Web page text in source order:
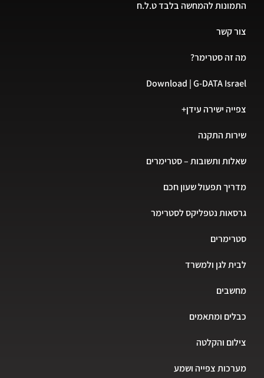
התמונות להמחשה בלבד ט.ל.ח
צור קשר
מה זה סטרימר?
Download | G-DATA Israel
צפייה ישירה עידן+
שירות התקנה
שאלות ותשובות – סטרימרים
מדריך תפעול שעון חכם
גרסאות נטפליקס לסטרימר
סטרימרים
לבית לגן ולמשרד
מחשבים
כבלים ומתאמים
צילום והקלטה
מערכות צפייה ושמע